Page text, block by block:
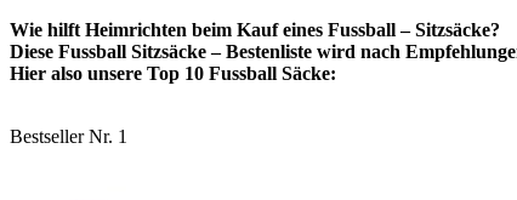
Wie hilft Heimrichten beim Kauf eines Fussball – Sitzsäcke?
Diese Fussball Sitzsäcke – Bestenliste wird nach
Hier also unsere Top 10 Fussball Säcke:
Bestseller Nr. 1